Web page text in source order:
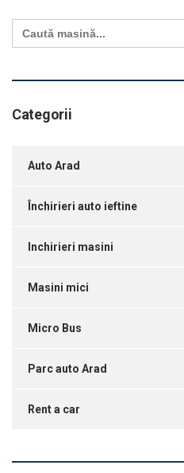
Search
for:
Categorii
Auto Arad
Închirieri auto ieftine
Inchirieri masini
Masini mici
Micro Bus
Parc auto Arad
Rent a car